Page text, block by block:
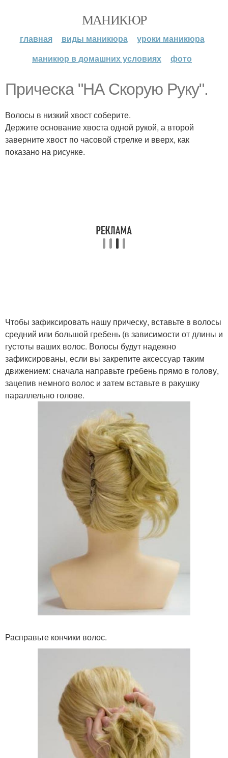
МАНИКЮР
главная виды маникюра
уроки маникюра
маникюр в домашних условиях
фото
Прическа "НА Скорую Руку".
Волосы в низкий хвост соберите.
Держите основание хвоста одной рукой, а второй
заверните хвост по часовой стрелке и вверх, как
показано на рисунке.
Чтобы зафиксировать нашу прическу, вставьте в волосы
средний или большой гребень (в зависимости от длины и
густоты ваших волос. Волосы будут надежно
зафиксированы, если вы закрепите аксессуар таким
движением: сначала направьте гребень прямо в голову,
зацепив немного волос и затем вставьте в ракушку
параллельно голове.
Расправьте кончики волос.